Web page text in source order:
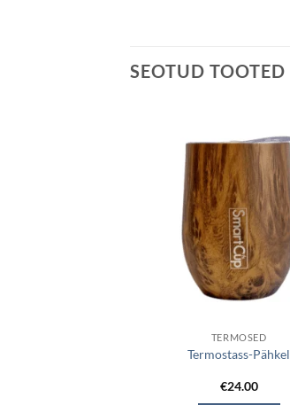
SEOTUD TOOTED
TERMOSED
Termostass-Pähkel
€24.00